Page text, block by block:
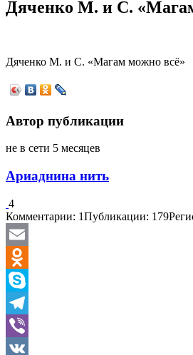
Дяченко М. и С.
Дяченко М. и С. «Магам можно всё»
Автор публикации
не в сети 5 месяцев
Ариаднина нить
4
Комментарии: 1Публикации: 179
Email
Odnoklassniki
Skype
Telegram
Viber